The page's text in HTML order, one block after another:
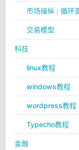
市场操纵 : 循环
交易模型
科技
linux教程
windows教程
wordpress教程
Typecho教程
金融